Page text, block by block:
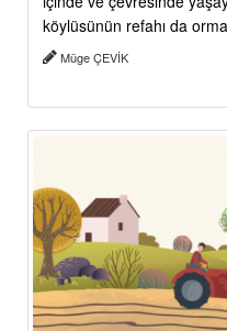
köylüsünün refahı da
Müge ÇEVİK